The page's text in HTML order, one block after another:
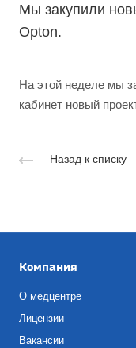
Мы закупили
Opton.
На этой неделе мы
кабинет новый
Назад к списку
Компания
О медцентре
Лицензии
Вакансии